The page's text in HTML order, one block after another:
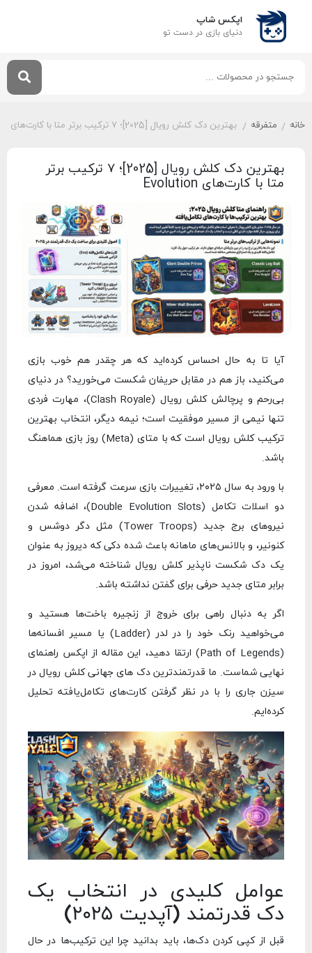
اپکس شاپ
دنیای بازی‌ در دست تو
خانه / متفرقه / بهترین دک کلش رویال [2025]؛ ۷ ترکیب برتر متا با کارت‌های Evolution
بهترین دک کلش رویال [2025]؛ ۷ ترکیب برتر
متا با کارت‌های Evolution
آیا تا به حال احساس کرده‌اید که هر چقدر هم خوب بازی
می‌کنید، باز هم در مقابل حریفان شکست می‌خورید؟ در دنیای
بی‌رحم و پرچالش کلش رویال (Clash Royale)، مهارت فردی
تنها نیمی از مسیر موفقیت است؛ نیمه دیگر، انتخاب بهترین
ترکیب کلش رویال است که با متای (Meta) روز بازی هماهنگ
باشد.
با ورود به سال ۲۰۲۵، تغییرات بازی سرعت گرفته است. معرفی
دو اسلات تکامل (Double Evolution Slots)، اضافه شدن
نیروهای برج جدید (Tower Troops) مثل دگر دوشس و
کنونیر، و بالانس‌های ماهانه باعث شده دکی که دیروز به عنوان
یک دک شکست ناپذیر کلش رویال شناخته می‌شد، امروز در
برابر متای جدید حرفی برای گفتن نداشته باشد.
اگر به دنبال راهی برای خروج از زنجیره باخت‌ها هستید و
می‌خواهید رنک خود را در لدر (Ladder) یا مسیر افسانه‌ها
(Path of Legends) ارتقا دهید، این مقاله از اپکس راهنمای
نهایی شماست. ما قدرتمندترین دک های جهانی کلش رویال در
سیزن جاری را با در نظر گرفتن کارت‌های تکامل‌یافته تحلیل
کرده‌ایم.
عوامل کلیدی در انتخاب یک
دک قدرتمند (آپدیت ۲۰۲۵)
قبل از کپی کردن دک‌ها، باید بدانید چرا این ترکیب‌ها در حال